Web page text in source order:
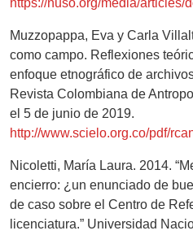
Muzzopappa, Eva y Carla
como campo. Reflexiones
enfoque etnográfico de
Revista Colombiana de
el 5 de junio de 2019.
http://www.scielo.org.co/pdf/
Nicoletti, María Laura. 2014.
encierro: ¿un enunciado de
de caso sobre el Centro de
licenciatura.” Universidad